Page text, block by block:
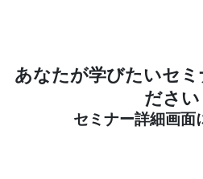
あなたが学びたいセミ
ださい
セミナー詳細画面